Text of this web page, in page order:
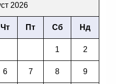
2026
Чт Пт Сб Нд
1 2
6 7 8 9